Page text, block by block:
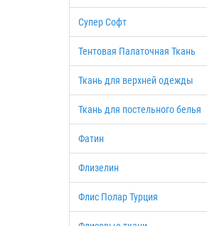
Супер Софт
Тентовая Палаточная Ткань
Ткань для верхней одежды
Ткань для постельного белья
Фатин
Флизелин
Флис Полар Турция